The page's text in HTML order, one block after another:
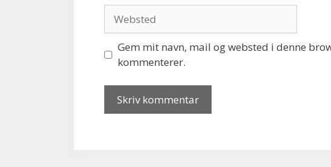
Gem mit navn, mail og websted i denne
kommenterer.